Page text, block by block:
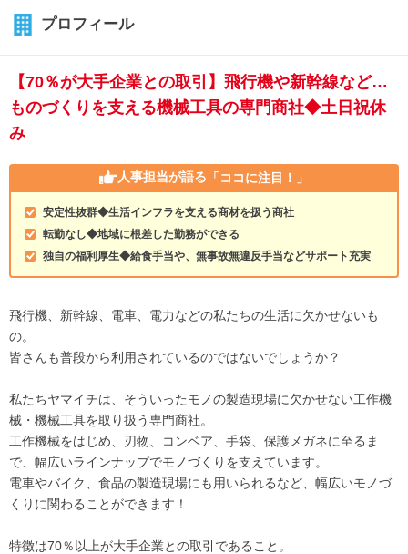
プロフィール
【70％が大手企業との取引】飛行機や新幹線など…
ものづくりを支える機械工具の専門商社◆土日祝休
み
人事担当が語る 「ココに注目！」
安定性抜群◆生活インフラを支える商材を扱う商社
転勤なし◆地域に根差した勤務ができる
独自の福利厚生◆給食手当や、無事故無違反手当などサポート充実
飛行機、新幹線、電車、電力などの私たちの生活に欠かせないも
の。
皆さんも普段から利用されているのではないでしょうか？
私たちヤマイチは、そういったモノの製造現場に欠かせない工作機
械・機械工具を取り扱う専門商社。
工作機械をはじめ、刃物、コンベア、手袋、保護メガネに至るま
で、幅広いラインナップでモノづくりを支えています。
電車やバイク、食品の製造現場にも用いられるなど、幅広いモノづ
くりに関わることができます！
特徴は70％以上が大手企業との取引であること。